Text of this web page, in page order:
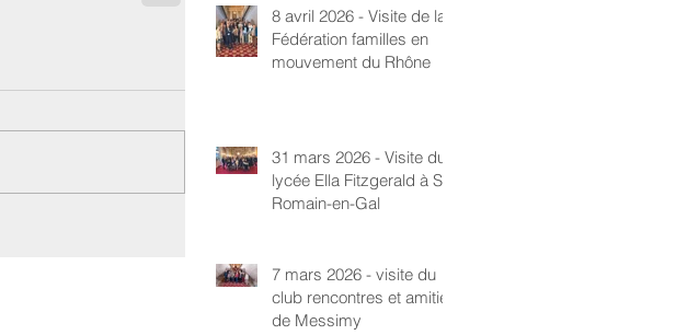
8 avril 2026 - Visite de la
Fédération familles en
mouvement du Rhône
31 mars 2026 - Visite du
lycée Ella Fitzgerald à St-
Romain-en-Gal
7 mars 2026 - visite du
club rencontres et amitié
de Messimy